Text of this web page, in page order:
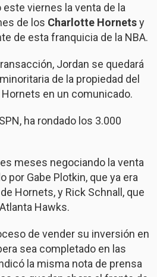
este viernes la venta de la
de los Charlotte Hornetsy
de esta franquicia de la NBA.
Jordan se quedará
de la propiedad del
en un comunicado.
ha rondado los 3.000
meses negociando la venta
por Gabe Plotkin, que ya era
Hornets, y Rick Schnall, que
Hawks.
de vender su inversión en
sea completado en las
la misma nota de prensa